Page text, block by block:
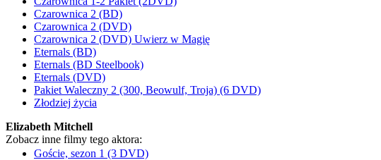
Czarownica 2 (BD)
Czarownica 2 (DVD)
Czarownica 2 (DVD) Uwierz w Magię
Eternals (BD)
Eternals (BD Steelbook)
Eternals (DVD)
Pakiet Waleczny 2 (300, Beowulf, Troja) (6 DVD)
Złodziej życia
Elizabeth Mitchell
Zobacz inne filmy tego aktora:
Goście, sezon 1 (3 DVD)